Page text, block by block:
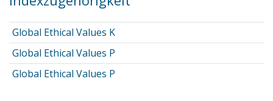
Global Ethical Values K
Global Ethical Values P
Global Ethical Values P